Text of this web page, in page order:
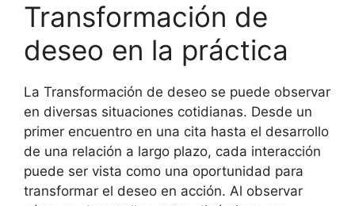
Transformación de
deseo en la práctica
La Transformación de deseo se puede observar
en diversas situaciones cotidianas. Desde un
primer encuentro en una cita hasta el desarrollo
de una relación a largo plazo, cada interacción
puede ser vista como una oportunidad para
transformar el deseo en acción. Al observar